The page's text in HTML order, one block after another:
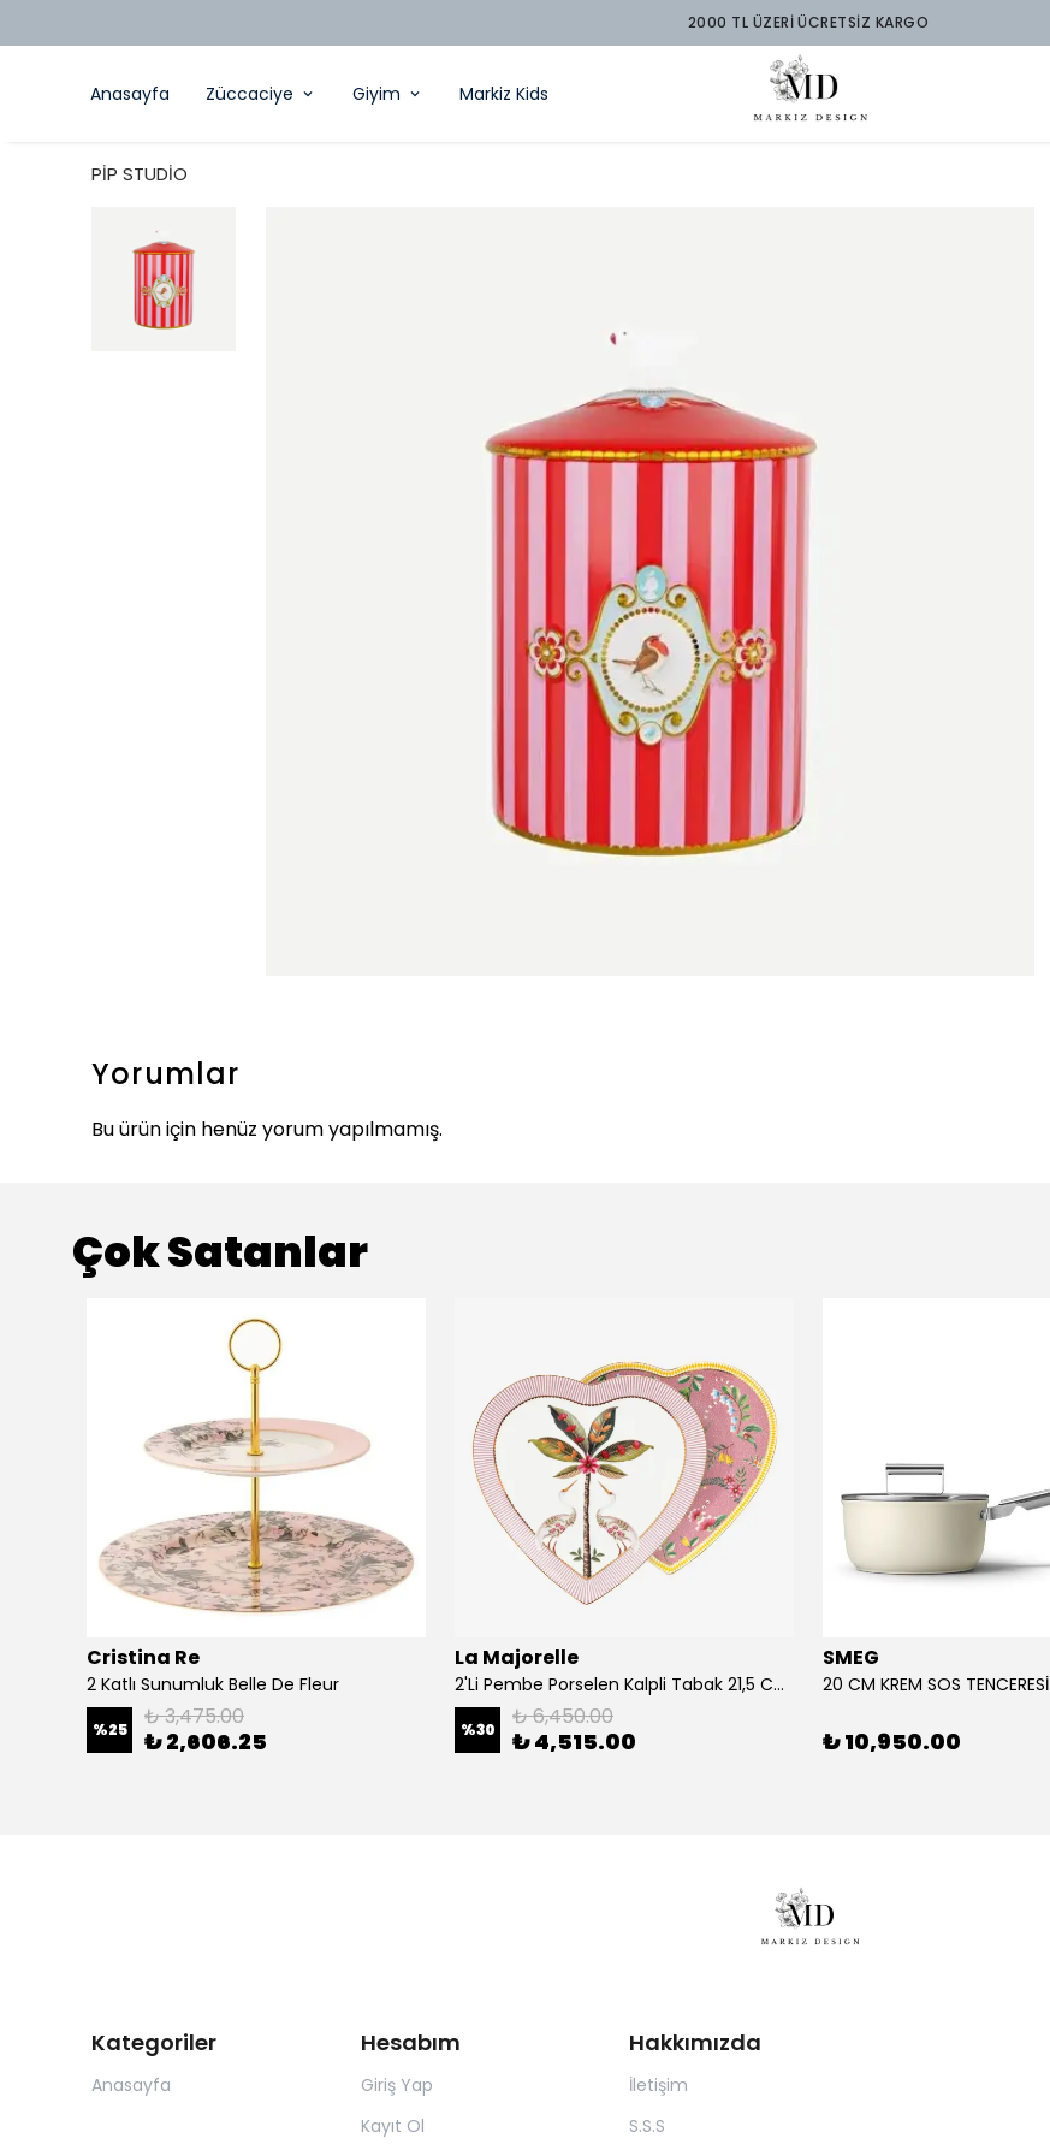
2000 TL ÜZERİ ÜCRETSİZ KARGO
Anasayfa Züccaciye Giyim Markiz Kids
PİP STUDİO
Yorumlar
Bu ürün için henüz yorum yapılmamış.
Çok Satanlar
Cristina Re
2 Katlı Sunumluk Belle De Fleur
%25 ₺ 3,475.00
₺ 2,606.25
La Majorelle
2'Li Pembe Porselen Kalpli Tabak 21,5 Cm La Majorelle
%30 ₺ 6,450.00
₺ 4,515.00
SMEG
20 CM KREM SOS TENCERESİ
₺ 10,950.00
Kategoriler
Anasayfa
Hesabım
Giriş Yap
Kayıt Ol
Hakkımızda
İletişim
S.S.S